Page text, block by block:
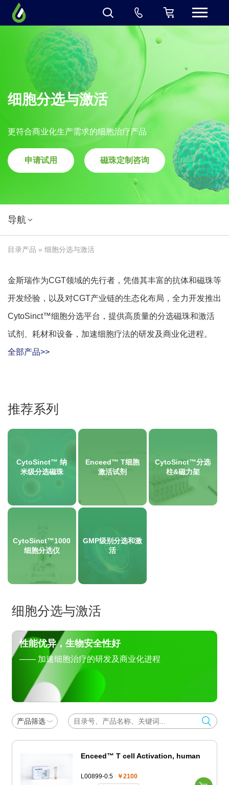
细胞分选与激活
更符合商业化生产需求的细胞治疗产品
申请试用 磁珠定制咨询
导航
目录产品 » 细胞分选与激活
金斯瑞作为CGT领域的先行者，凭借其丰富的抗体和磁珠等
开发经验，以及对CGT产业链的生态化布局，全力开发推出
CytoSinct™细胞分选平台，提供高质量的分选磁珠和激活
试剂、耗材和设备，加速细胞疗法的研发及商业化进程。
全部产品>>
推荐系列
CytoSinct™ 纳
米级分选磁珠
Enceed™ T细胞
激活试剂
CytoSinct™分选
柱&磁力架
CytoSinct™1000
细胞分选仪
GMP级别分选和激
活
细胞分选与激活
性能优异，生物安全性好
—— 加速细胞治疗的研发及商业化进程
产品筛选
Enceed™ T cell Activation, human
L00899-0.5 ￥2100